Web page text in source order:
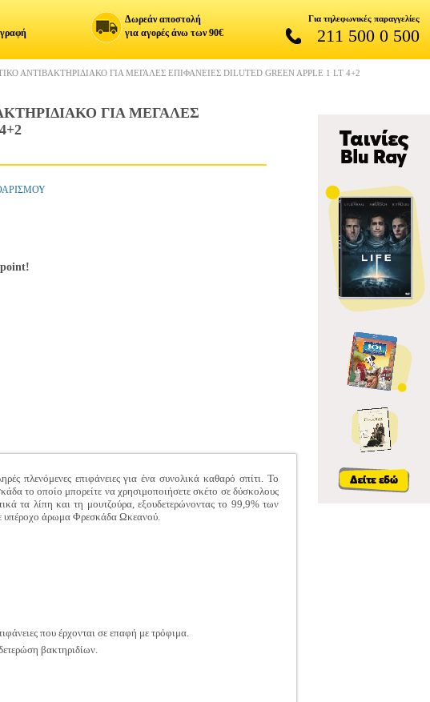
Δωρεάν αποστολή
για αγορές άνω των 90€
Για τηλεφωνικές παραγγελίες
211 500 0 500
ΑΝΤΙΒΑΚΤΗΡΙΔΙΑΚΟ ΓΙΑ ΜΕΓΑΛΕΣ ΕΠΙΦΑΝΕΙΕΣ DILUTED GREEN APPLE 1 LT 4+2
ΓΙΑ ΜΕΓΑΛΕΣ
point!
πλενόμενες επιφάνειες για ένα συνολικά καθαρό σπίτι. Το
το οποίο μπορείτε να χρησιμοποιήσετε σκέτο σε δύσκολους
τα λίπη και τη μουτζούρα, εξουδετερώνοντας το 99,9% των
υπέροχο άρωμα Φρεσκάδα Ωκεανού.
που έρχονται σε επαφή με τρόφιμα.
βακτηριδίων.